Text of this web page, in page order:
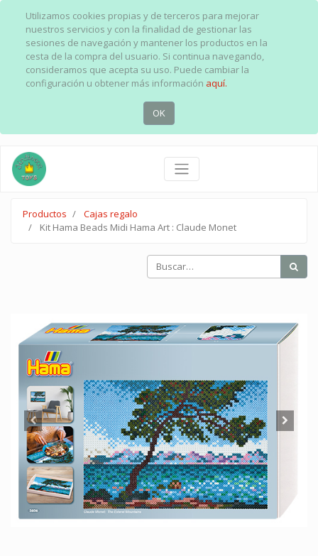
Utilizamos cookies propias y de terceros para mejorar
nuestros servicios y con la finalidad de gestionar las
sesiones de navegación y mantener los productos en la
cesta de la compra del usuario. Si continua navegando,
consideramos que acepta su uso. Puede cambiar la
configuración u obtener más información aquí.
OK
Productos
Cajas regalo
Kit Hama Beads Midi Hama Art : Claude Monet